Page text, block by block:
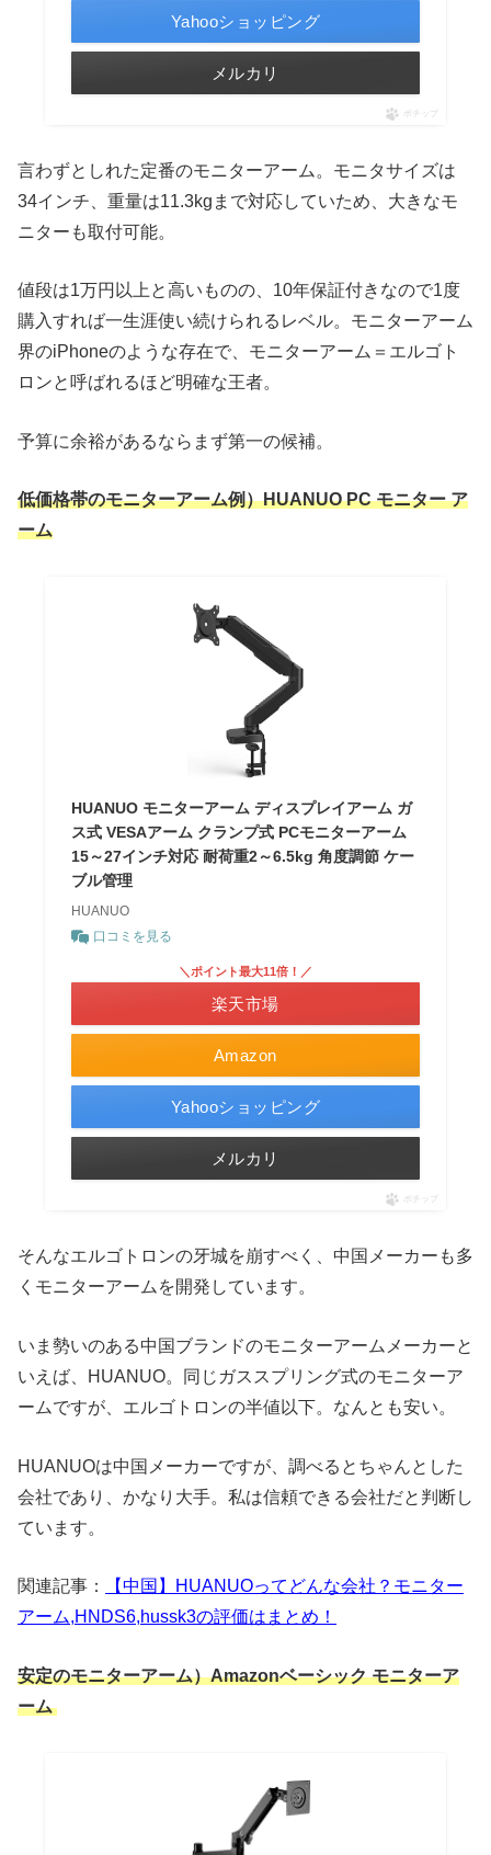
Yahooショッピング
メルカリ
ポチップ
言わずとしれた定番のモニターアーム。モニタサイズは
34インチ、重量は11.3kgまで対応していため、大きなモ
ニターも取付可能。
値段は1万円以上と高いものの、10年保証付きなので1度
購入すれば一生涯使い続けられるレベル。モニターアーム
界のiPhoneのような存在で、モニターアーム＝エルゴト
ロンと呼ばれるほど明確な王者。
予算に余裕があるならまず第一の候補。
低価格帯のモニターアーム例）HUANUO PC モニター ア
ーム
HUANUO モニターアーム ディスプレイアーム ガ
ス式 VESAアーム クランプ式 PCモニターアーム
15～27インチ対応 耐荷重2～6.5kg 角度調節 ケー
ブル管理
HUANUO
口コミを見る
Amazon
＼ポイント最大11倍！／
楽天市場
Yahooショッピング
メルカリ
ポチップ
そんなエルゴトロンの牙城を崩すべく、中国メーカーも多
くモニターアームを開発しています。
いま勢いのある中国ブランドのモニターアームメーカーと
いえば、HUANUO。同じガススプリング式のモニターア
ームですが、エルゴトロンの半値以下。なんとも安い。
HUANUOは中国メーカーですが、調べるとちゃんとした
会社であり、かなり大手。私は信頼できる会社だと判断し
ています。
関連記事：
【中国】HUANUOってどんな会社？モニター
アーム,HNDS6,hussk3の評価はまとめ！
安定のモニターアーム）Amazonベーシック モニターア
ーム